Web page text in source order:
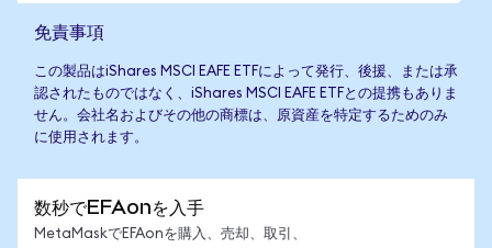
免責事項
この製品はiShares MSCI EAFE ETFによって発行、後援、または承
認されたものではなく、iShares MSCI EAFE ETFとの提携もありま
せん。会社名およびその他の商標は、原資産を特定するためのみ
に使用されます。
数秒でEFAonを入手
MetaMaskでEFAonを購入、売却、取引、